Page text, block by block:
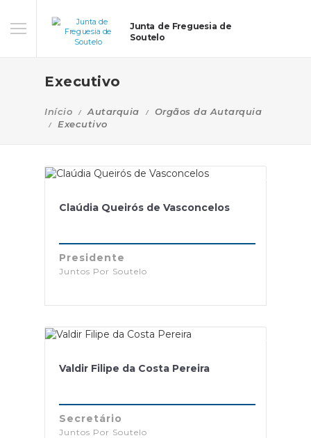
Junta de Freguesia de
Soutelo
Executivo
Início Autarquia
Orgãos da Autarquia
Executivo
Claúdia Queirós de Vasconcelos
Presidente
Juntos Por Soutelo
Valdir Filipe da Costa Pereira
Secretário
Juntos Por Soutelo